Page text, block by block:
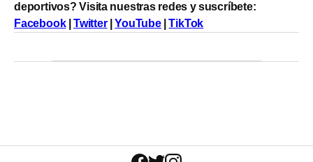
deportivos? Visita nuestras redes y suscríbete:
Facebook|Twitter|YouTube|TikTok